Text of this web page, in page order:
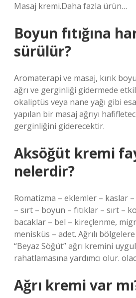
Masaj kremi.Daha fazla ürün…
Boyun fıtığına
sürülür?
Aromaterapi ve masaj, kırık
ağrı ve gerginliği gidermede
okaliptüs veya nane yağı gibi
yapılan bir masaj ağrıyı
gerginliğini giderecektir.
Aksöğüt kremi
nelerdir?
Romatizma – eklemler – kaslar –
– sırt – boyun – fıtıklar – sırt –
bacaklar – bel – kireçlenme,
menisküs – adet. Ağrılı
“Beyaz Söğüt” ağrı kremini
rahatlamasına yardımcı olur.
Ağrı kremi var